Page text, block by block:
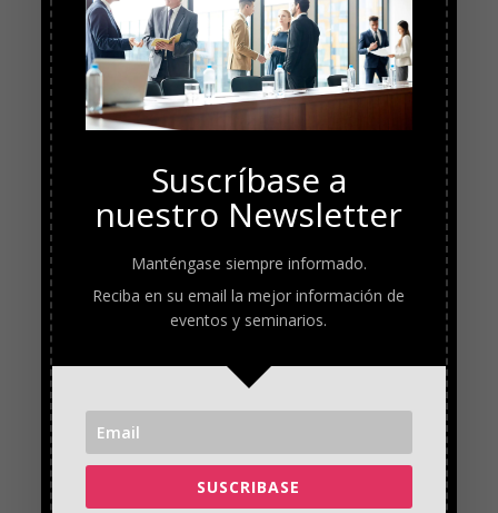
Suscríbase a
nuestro Newsletter
Manténgase siempre informado.
Reciba en su email la mejor información de
eventos y seminarios.
SUSCRIBASE